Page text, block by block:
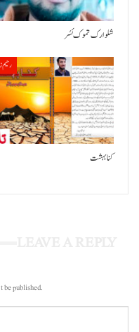
شلوارک تموک ئسُر
رحیم
کنا بہشت
published.